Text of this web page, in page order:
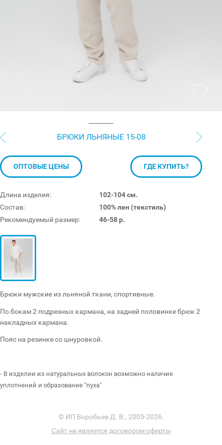
БРЮКИ ЛЬНЯНЫЕ 15-08
Длина изделия:
102-104 см.
Состав:
100% лен (текстиль)
Рекомендуемый размер:
46-58 р.
ОПТОВЫЕ ЦЕНЫ ГДЕ КУПИТЬ?
Брюки мужские из льняной ткани, спортивные.
По бокам 2 подрезных кармана, на задней половинке брюк 2
накладных кармана.
Пояс на резинке со шнуровкой.
- В изделии из натуральных волокон возможно наличие
уплотнений и образование "пуха"
© ИП Воробьев Д. В., 2005-2026.
Сайт не является договором оферты